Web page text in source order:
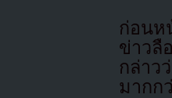
ก่อนห
ข่าวลื
กล่าว
มากก